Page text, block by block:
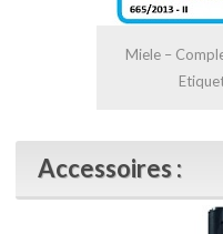
Miele –
Accessoires :